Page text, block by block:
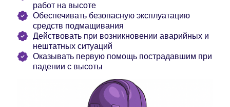
работ на высоте
Обеспечивать безопасную эксплуатацию
средств подмащивания
Действовать при возникновении аварийных и
нештатных ситуаций
Оказывать первую помощь пострадавшим при
падении с высоты